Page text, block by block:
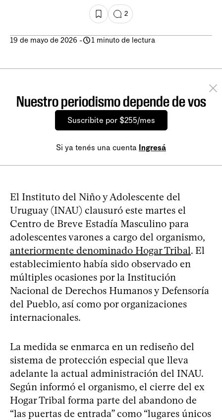
2
19 de mayo de 2026 - 1 minuto de lectura
Nuestro periodismo depende de vos
Suscribite por $255/mes
Si ya tenés una cuenta Ingresá
El Instituto del Niño y Adolescente del
Uruguay (INAU) clausuró este martes el
Centro de Breve Estadía Masculino para
adolescentes varones a cargo del organismo,
anteriormente denominado Hogar Tribal. El
establecimiento había sido observado en
múltiples ocasiones por la Institución
Nacional de Derechos Humanos y Defensoría
del Pueblo, así como por organizaciones
internacionales.
La medida se enmarca en un rediseño del
sistema de protección especial que lleva
adelante la actual administración del INAU.
Según informó el organismo, el cierre del ex
Hogar Tribal forma parte del abandono de
“las puertas de entrada” como “lugares únicos